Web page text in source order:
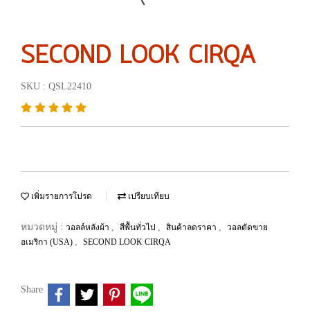
SECOND LOOK CIRQA
SKU : QSL22410
เพิ่มรายการโปรด เปรียบเทียบ
หมวดหมู่ : วอลล์หลังผ้า , สีพื้นทั่วไป , สินค้าลดราคา ,
วอลตัดขาย
อเมริกา (USA) , SECOND LOOK CIRQA
Share